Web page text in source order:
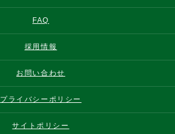
FAQ
採用情報
お問い合わせ
プライバシーポリシー
サイトポリシー